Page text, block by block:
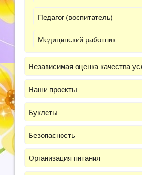
Педагог (воспитатель)
Медицинский работник
Независимая оценка качества
Наши проекты
Буклеты
Безопасность
Организация питания